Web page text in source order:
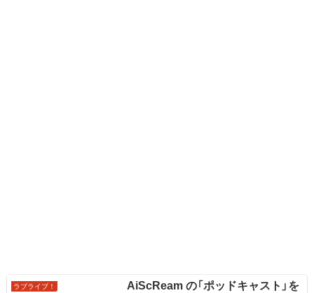
ラブライブ！
AiScReam の「ポッドキャスト」を